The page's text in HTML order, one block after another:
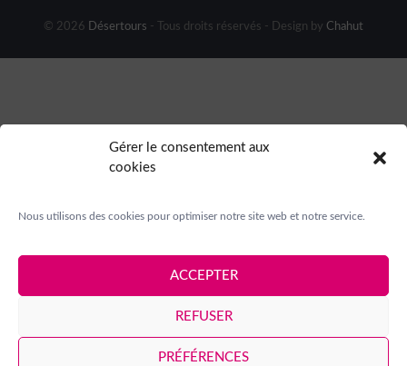
Gérer le consentement aux
cookies
Nous utilisons des cookies pour optimiser notre site web et notre service.
ACCEPTER
REFUSER
PRÉFÉRENCES
© 2026 Désertours - Tous droits réservés - Design by Chahut